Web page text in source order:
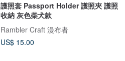
護照套 Passport Holder 護照夾 護照
收納 灰色柴犬款
Rambler Craft 漫布者
US$ 15.00